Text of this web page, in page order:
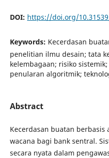
DOI: https://doi.org/
Keywords: Kecerdasan
penelitian ilmu desain; tata
kelembagaan; risiko
penularan algoritmik;
Abstract
Kecerdasan buatan berbasis
wacana bagi bank sentral.
secara nyata dalam